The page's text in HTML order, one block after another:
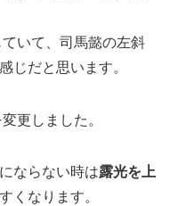
いて、司馬懿の左斜
じだと思います。
更しました。
ならない時は露光を上
くなります。